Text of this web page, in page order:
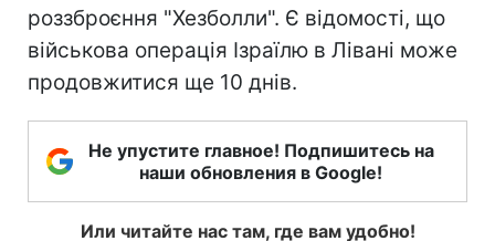
роззброєння "Хезболли". Є відомості, що
військова операція Ізраїлю в Лівані може
продовжитися ще 10 днів.
Не упустите главное! Подпишитесь на
наши обновления в Google!
Или читайте нас там, где вам удобно!